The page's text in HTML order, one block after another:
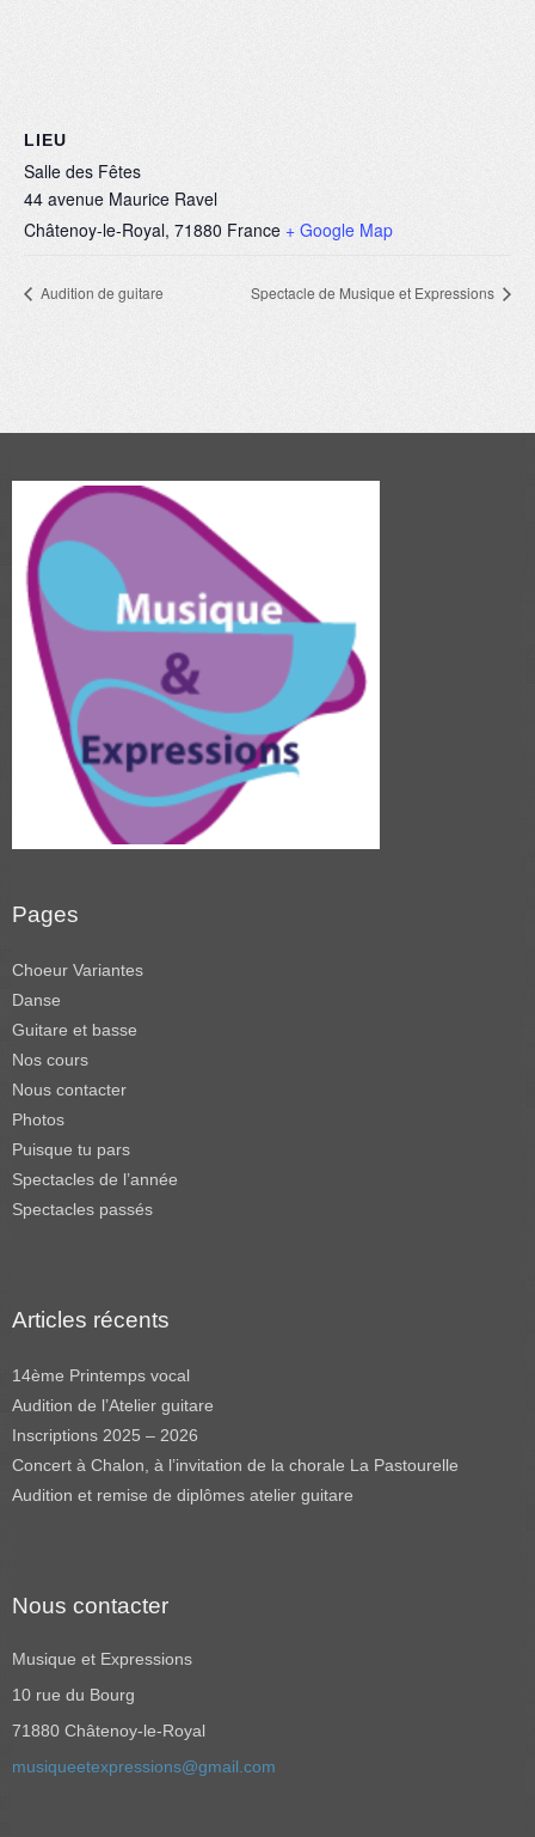
LIEU
Salle des Fêtes
44 avenue Maurice Ravel
Châtenoy-le-Royal, 71880 France + Google Map
Audition de guitare Spectacle de Musique et Expressions
Pages
Choeur Variantes
Danse
Guitare et basse
Nos cours
Nous contacter
Photos
Puisque tu pars
Spectacles de l’année
Spectacles passés
Articles récents
14ème Printemps vocal
Audition de l’Atelier guitare
Inscriptions 2025 – 2026
Concert à Chalon, à l’invitation de la chorale La Pastourelle
Audition et remise de diplômes atelier guitare
Nous contacter
Musique et Expressions
10 rue du Bourg
71880 Châtenoy-le-Royal
musiqueetexpressions@gmail.com